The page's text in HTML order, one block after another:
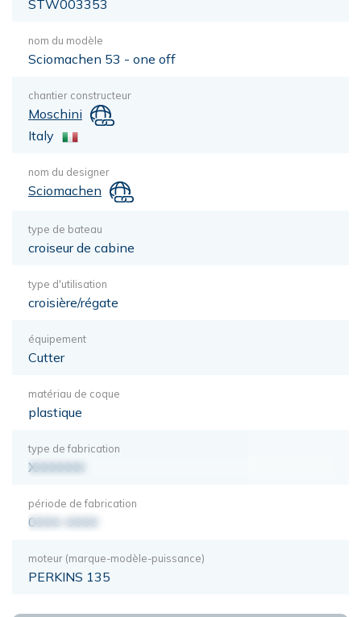
STW003353
nom du modèle
Sciomachen 53 - one off
chantier constructeur
Moschini
Italy
nom du designer
Sciomachen
type de bateau
croiseur de cabine
type d'utilisation
croisière/régate
équipement
Cutter
matériau de coque
plastique
type de fabrication
XXXXXXX
période de fabrication
0000-0000
moteur (marque-modèle-puissance)
PERKINS 135